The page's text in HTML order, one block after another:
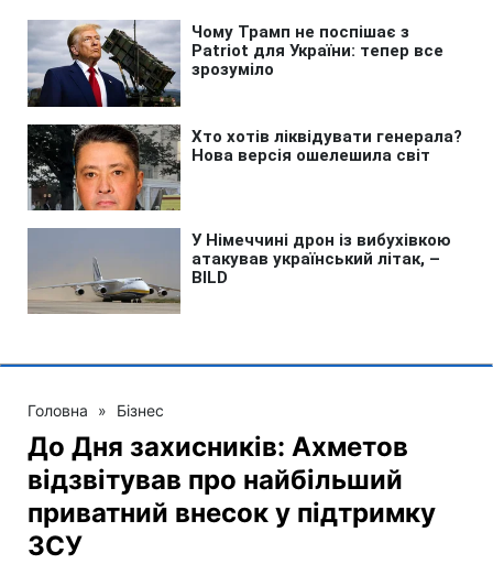
Головна » Бізнес
До Дня захисників: Ахметов
відзвітував про найбільший
приватний внесок у підтримку
ЗСУ